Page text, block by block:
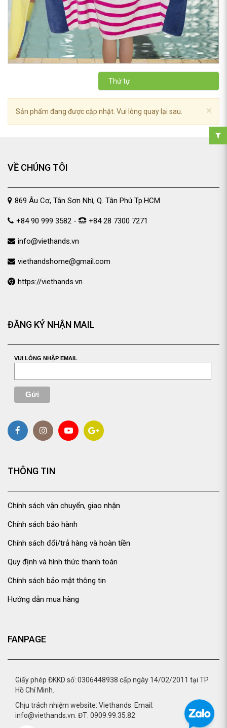
Thứ tự
×
Sản phẩm đang được cập nhật. Vui lòng quay lại sau.
VỀ CHÚNG TÔI
869 Âu Cơ, Tân Sơn Nhì, Q. Tân Phú Tp.HCM
+84 90 999 3582 - +84 28 7300 7271
info@viethands.vn
viethandshome@gmail.com
https://viethands.vn
ĐĂNG KÝ NHẬN MAIL
VUI LÒNG NHẬP EMAIL
THÔNG TIN
Chính sách vận chuyển, giao nhận
Chính sách bảo hành
Chính sách đổi/trả hàng và hoàn tiền
Quy định và hình thức thanh toán
Chính sách bảo mật thông tin
Hướng dẫn mua hàng
FANPAGE
Giấy phép ĐKKD số: 0306448938 cấp ngày 14/02/2011 tại TP
Hồ Chí Minh.
Chịu trách nhiệm website: Viethands. Email:
info@viethands.vn. ĐT: 0909.99.35.82